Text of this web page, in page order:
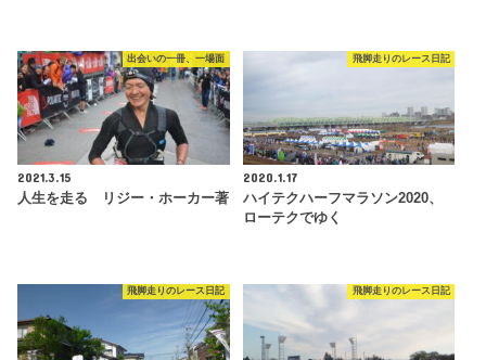
出会いの一冊、一場面
2021.3.15
人生を走る リジー・ホーカー著
飛脚走りのレース日記
2020.1.17
ハイテクハーフマラソン2020、
ローテクでゆく
飛脚走りのレース日記 飛脚走りのレース日記